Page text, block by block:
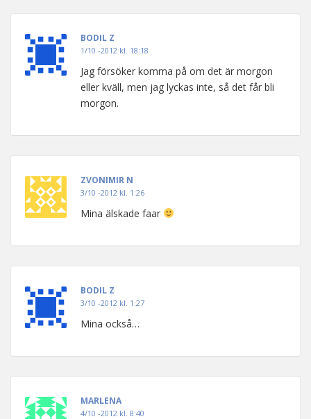
BODIL Z
1/10 -2012 kl. 18:18
Jag försöker komma på om det är morgon
eller kväll, men jag lyckas inte, så det får bli
morgon.
ZVONIMIR N
3/10 -2012 kl. 1:26
Mina älskade faar
BODIL Z
3/10 -2012 kl. 1:27
Mina också…
MARLENA
4/10 -2012 kl. 8:40